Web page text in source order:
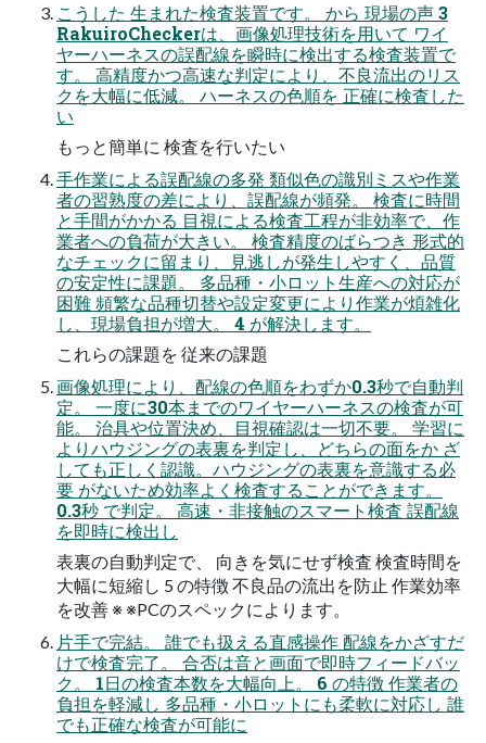
こうした 生まれた検査装置です。 から 現場の声 3
RakuiroCheckerは、画像処理技術を用いて ワイ
ヤーハーネスの誤配線を瞬時に検出する検査装置で
す。 高精度かつ高速な判定により、不良流出のリス
クを大幅に低減。 ハーネスの色順を 正確に検査した
い
もっと簡単に 検査を行いたい
手作業による誤配線の多発 類似色の識別ミスや作業
者の習熟度の差により、誤配線が頻発。 検査に時間
と手間がかかる 目視による検査工程が非効率で、作
業者への負荷が大きい。 検査精度のばらつき 形式的
なチェックに留まり、見逃しが発生しやすく、品質
の安定性に課題。 多品種・小ロット生産への対応が
困難 頻繁な品種切替や設定変更により作業が煩雑化
し、現場負担が増大。 4 が解決します。
これらの課題を 従来の課題
画像処理により、配線の色順をわずか0.3秒で自動判
定。 一度に30本までのワイヤーハーネスの検査が可
能。 治具や位置決め、目視確認は一切不要。 学習に
よりハウジングの表裏を判定し、どちらの面をか ざ
しても正しく認識。ハウジングの表裏を意識する必
要 がないため効率よく検査することができます。
0.3秒 で判定。 高速・非接触のスマート検査 誤配線
を即時に検出し
表裏の自動判定で、 向きを気にせず検査 検査時間を
大幅に短縮し 5 の特徴 不良品の流出を防止 作業効率
を改善 ※ ※PCのスペックによります。
片手で完結。 誰でも扱える直感操作 配線をかざすだ
けで検査完了。 合否は音と画面で即時フィードバッ
ク。 1日の検査本数を大幅向上。 6 の特徴 作業者の
負担を軽減し 多品種・小ロットにも柔軟に対応し 誰
でも正確な検査が可能に